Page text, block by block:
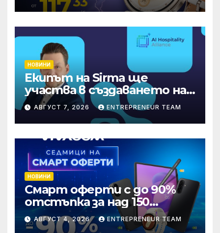
НОВИНИ
Екипът на Sirma ще
участва в създаването на
международните
стандарти за навлизане на
изкуствен интелект в
хотелиерството
АВГУСТ 7, 2026 ENTREPRENEUR TEAM
НОВИНИ
Смарт оферти с до 90%
отстъпка за над 150
устройства от Vivacom
през август
АВГУСТ 4, 2026 ENTREPRENEUR TEAM